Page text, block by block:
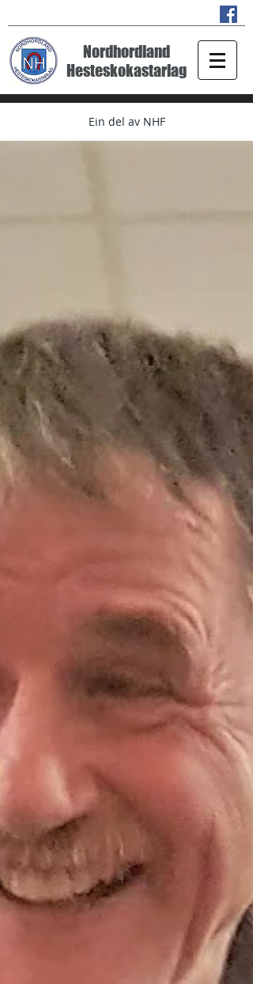
Nordhordland
Hesteskokastarlag
Ein del av NHF